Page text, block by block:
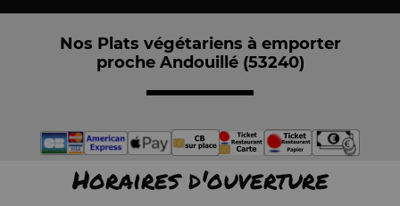
Nos Plats végétariens à emporter
proche Andouillé (53240)
Horaires d'ouverture